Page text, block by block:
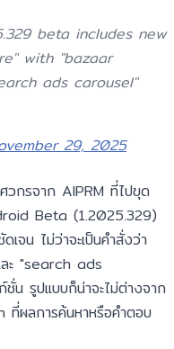
beta includes new
with "bazaar
ads carousel"
29, 2025
กรจาก AIPRM ที่ไปขุด
Beta (1.2025.329)
จน ไม่ว่าจะเป็นคำสั่งว่า
"search ads
น รูปแบบก็น่าจะไม่ต่างจาก
ที่ผลการค้นหาหรือคำตอบ